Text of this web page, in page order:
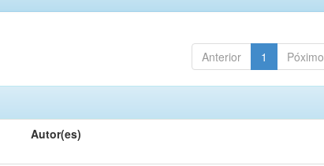
Anterior 1 Póximo
Autor(es)